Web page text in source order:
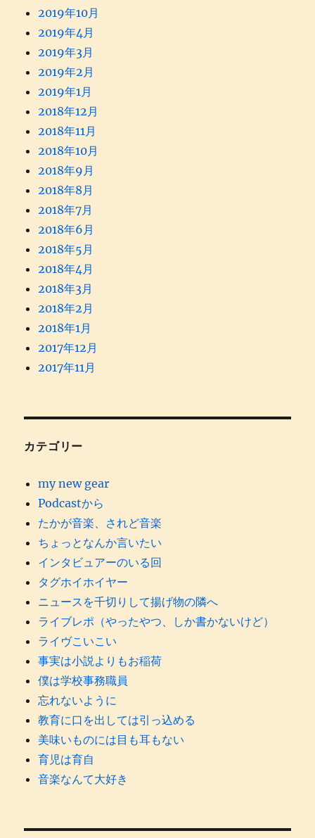
2019年10月
2019年4月
2019年3月
2019年2月
2019年1月
2018年12月
2018年11月
2018年10月
2018年9月
2018年8月
2018年7月
2018年6月
2018年5月
2018年4月
2018年3月
2018年2月
2018年1月
2017年12月
2017年11月
カテゴリー
my new gear
Podcastから
たかが音楽、されど音楽
ちょっとなんか言いたい
インタビュアーのいる回
タグホイホイヤー
ニュースを千切りして揚げ物の隣へ
ライブレポ（やったやつ、しか書かないけど）
ライヴこいこい
事実は小説よりもお稲荷
僕は学校事務職員
忘れないように
教育に口を出しては引っ込める
美味いものには目も耳もない
育児は育自
音楽なんて大好き